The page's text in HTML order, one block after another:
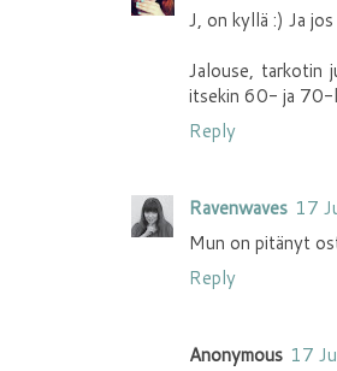
J, on kyllä :) Ja jos
Jalouse, tarkotin
itsekin 60- ja 70-
Reply
Ravenwaves 17
Mun on pitänyt
Reply
Anonymous 17